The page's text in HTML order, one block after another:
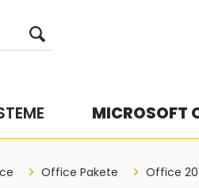
MICROSOFT
Office Pakete Office